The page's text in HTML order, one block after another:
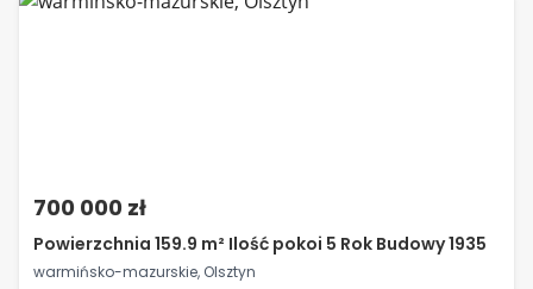
700 000 zł
Powierzchnia 159.9 m² Ilość pokoi 5 Rok Budowy 1935
warmińsko-mazurskie, Olsztyn